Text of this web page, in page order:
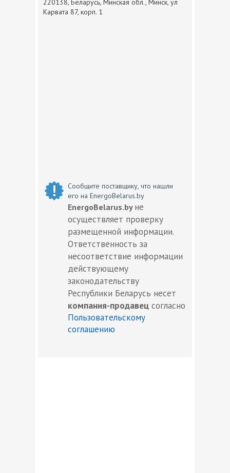
220138, Беларусь, Минская обл., Минск, ул
Карвата 87, корп. 1
Сообщите поставщику, что нашли
его на EnergoBelarus.by
EnergoBelarus.by не
осуществляет проверку
размещенной информации.
Ответственность за
несоответствие информации
действующему
законодательству
Республики Беларусь несет
компания-продавец согласно
Пользовательскому
соглашению